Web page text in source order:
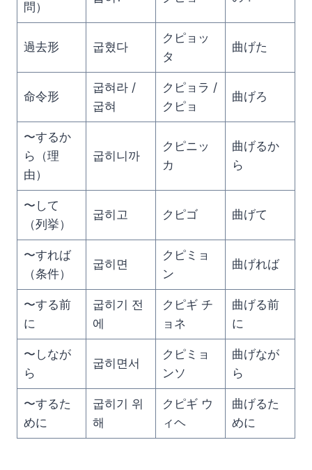
問）
過去形 굽혔다
クピョッ
タ
曲げた
命令形
굽혀라 /
굽혀
クピョラ /
クピョ
曲げろ
〜するか
ら（理
由）
굽히니까
クピニッ
カ
曲げるか
ら
〜して
（列挙）
굽히고 クピゴ 曲げて
〜すれば
（条件）
굽히면
クピミョ
ン
曲げれば
〜する前
に
굽히기 전
에
クピギ チ
ョネ
曲げる前
に
〜しなが
ら
굽히면서
クピミョ
ンソ
曲げなが
ら
〜するた
めに
굽히기 위
해
クピギ ウ
ィヘ
曲げるた
めに